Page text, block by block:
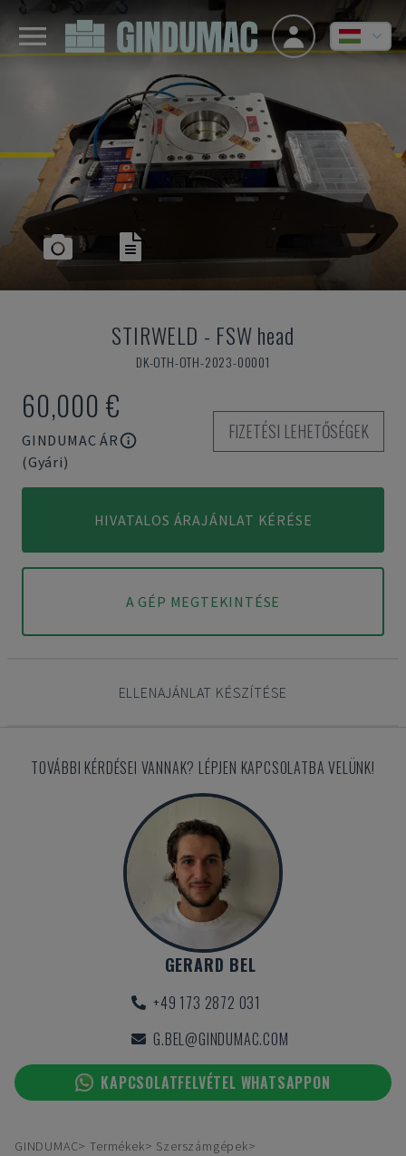
STIRWELD - FSW head
DK-OTH-OTH-2023-00001
60,000 €
GINDUMAC ÁR
(Gyári)
FIZETÉSI LEHETŐSÉGEK
HIVATALOS ÁRAJÁNLAT KÉRÉSE
A GÉP MEGTEKINTÉSE
ELLENAJÁNLAT KÉSZÍTÉSE
TOVÁBBI KÉRDÉSEI VANNAK? LÉPJEN KAPCSOLATBA VELÜNK!
GERARD BEL
+49 173 2872 031
G.BEL@GINDUMAC.COM
KAPCSOLATFELVÉTEL WHATSAPPON
GINDUMAC Termékek
Szerszámgépek